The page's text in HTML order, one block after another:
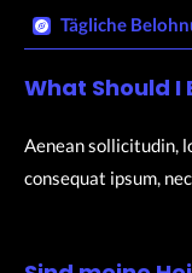
Tägliche
What Should I
Aenean sollicitudin,
consequat ipsum,